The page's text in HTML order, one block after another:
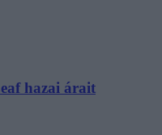
hazai árait